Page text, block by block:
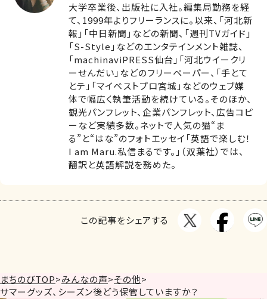
大学卒業後、出版社に入社。編集局勤務を経
て、1999年よりフリーランスに。以来、「河北新
報」「中日新聞」などの新聞、「週刊TVガイド」
「S-Style」などのエンタテインメント雑誌、
「machinaviPRESS仙台」「河北ウイークリ
ーせんだい」などのフリーペーパー、「手とて
とテ」「マイベストプロ宮城」などのウェブ媒
体で幅広く執筆活動を続けている。そのほか、
観光パンフレット、企業パンフレット、広告コピ
ーなど実績多数。ネットで人気の猫“ま
る”と“はな”のフォトエッセイ「英語で楽しむ！
I am Maru.私信まるです。」（双葉社）では、
翻訳と英語解説を務めた。
この記事をシェアする
まちのびTOP>みんなの声>その他>
サマーグッズ、シーズン後どう保管していますか？